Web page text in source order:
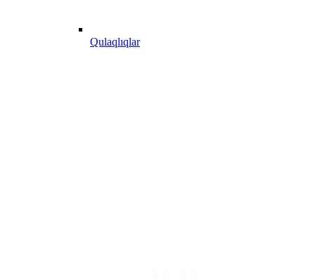
Qulaqlıqlar